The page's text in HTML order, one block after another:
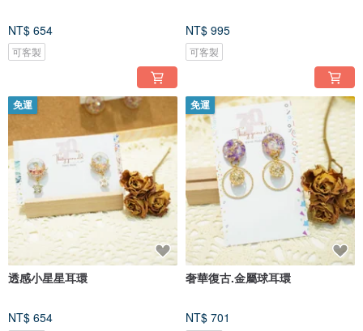
NT$ 654
可客製
NT$ 995
可客製
免運
透感小星星耳環
NT$ 654
免運
奢華復古.金屬球耳環
NT$ 701